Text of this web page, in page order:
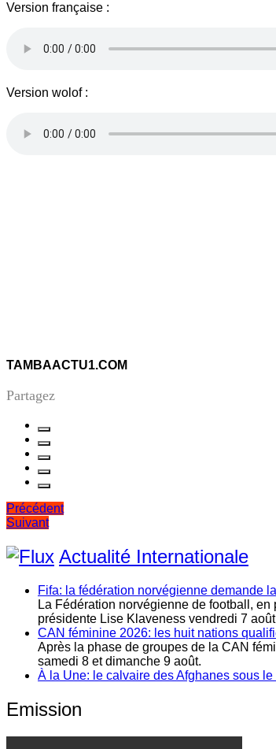
Version française :
Version wolof :
TAMBAACTU1.COM
Partagez
Navigation
de
l’article
Précédent
Suivant
Actualité Internationale
Fifa: la fédération norvégienne demande
La Fédération norvégienne de football,
présidente Lise Klaveness vendredi 7
CAN féminine 2026: les huit nations
Après la phase de groupes de la CAN
samedi 8 et dimanche 9 août.
À la Une: le calvaire des Afghanes sous
Emission